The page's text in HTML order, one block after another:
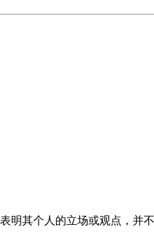
其个人的立场或观点，并